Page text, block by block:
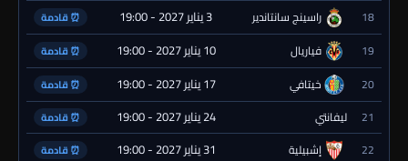
18 راسينج سانتاندير 3 يناير 2027 - 19:00 ⏰ قادمة
19 فياريال 10 يناير 2027 - 19:00 ⏰ قادمة
20 خيتافي 17 يناير 2027 - 19:00 ⏰ قادمة
21 ليفانتي 24 يناير 2027 - 19:00 ⏰ قادمة
22 إشبيلية 31 يناير 2027 - 19:00 ⏰ قادمة